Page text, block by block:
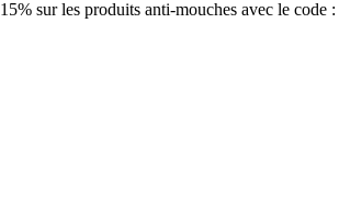
15% sur les produits anti-mouches avec le code :